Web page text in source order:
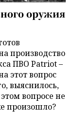
оружия
производство
ПВО Patriot –
этот вопрос
выяснилось,
вопросе не
произошло?